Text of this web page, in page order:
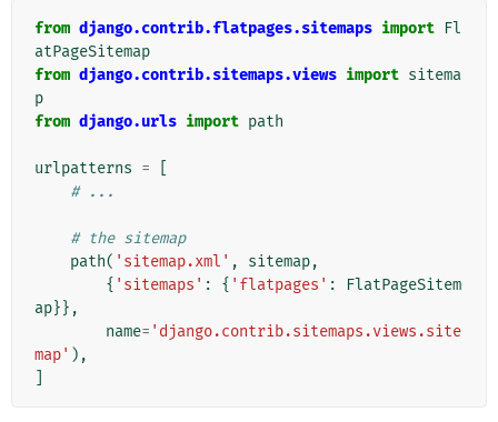
from django.contrib.flatpages.sitemaps import Fl
atPageSitemap
from django.contrib.sitemaps.views import sitema
p
from django.urls import path
urlpatterns =
# ...
# the sitemap
path( 'sitemap.xml' , sitemap,
{ 'sitemaps' : { 'flatpages' :
FlatPageSitem
ap}},
name= 'django.contrib.sitemaps.views.site
map' ),